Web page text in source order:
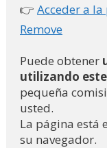
👉 Acceder a
Remove
Puede obtener
utilizando
pequeña
usted.
La página está
su navegador.